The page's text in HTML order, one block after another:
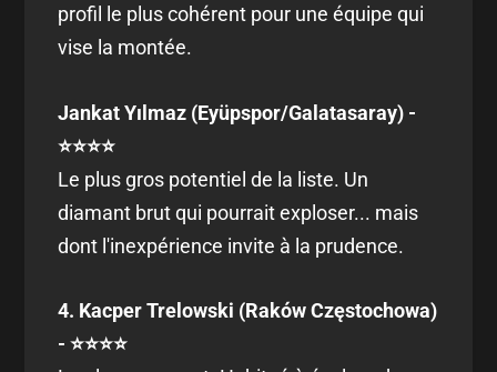
profil le plus cohérent pour une équipe qui
vise la montée.
Jankat Yılmaz (Eyüpspor/Galatasaray) -
⭐⭐⭐⭐
Le plus gros potentiel de la liste. Un
diamant brut qui pourrait exploser... mais
dont l'inexpérience invite à la prudence.
4. Kacper Trelowski (Raków Częstochowa)
- ⭐⭐⭐⭐